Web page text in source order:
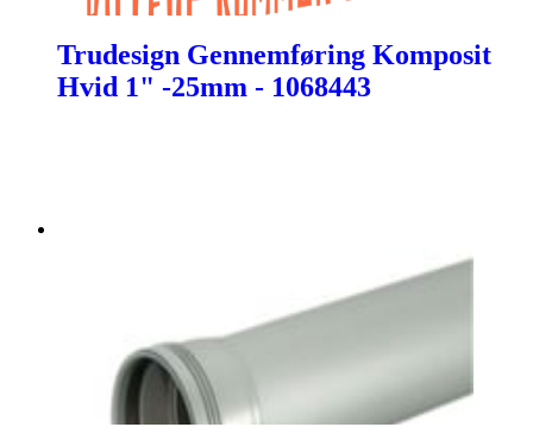
Trudesign Gennemføring Komposit
Hvid 1" -25mm - 1068443